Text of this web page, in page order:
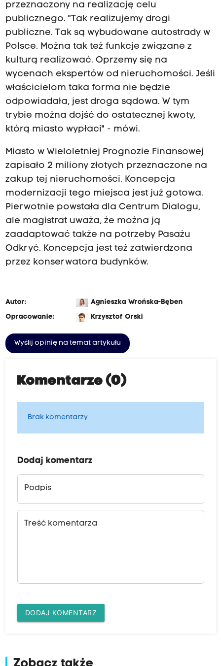
przeznaczony na realizację celu
publicznego. "Tak realizujemy drogi
publiczne. Tak są wybudowane autostrady w
Polsce. Można tak też funkcje związane z
kulturą realizować. Oprzemy się na
wycenach ekspertów od nieruchomości. Jeśli
właścicielom taka forma nie będzie
odpowiadała, jest droga sądowa. W tym
trybie można dojść do ostatecznej kwoty,
którą miasto wypłaci" - mówi.
Miasto w Wieloletniej Prognozie Finansowej
zapisało 2 miliony złotych przeznaczone na
zakup tej nieruchomości. Koncepcja
modernizacji tego miejsca jest już gotowa.
Pierwotnie powstała dla Centrum Dialogu,
ale magistrat uważa, że można ją
zaadaptować także na potrzeby Pasażu
Odkryć. Koncepcja jest też zatwierdzona
przez konserwatora budynków.
Autor:
Agnieszka Wrońska-Bęben
Opracowanie:
Krzysztof Orski
Wyślij opinię na temat artykułu
Komentarze (0)
Brak komentarzy
Dodaj komentarz
Podpis
Treść komentarza
DODAJ KOMENTARZ